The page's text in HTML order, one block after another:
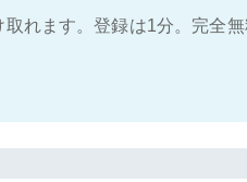
れます。登録は1分。完全無